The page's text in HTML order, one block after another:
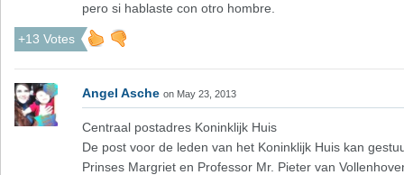
pero si hablaste con otro hombre.
+13 Votes
Angel Asche on May 23, 2013
Centraal postadres Koninklijk Huis
De post voor de leden van het Koninklijk Huis kan
Prinses Margriet en Professor Mr. Pieter van